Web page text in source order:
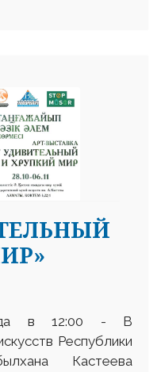
в 12:00 - В
Республики
Кастеева